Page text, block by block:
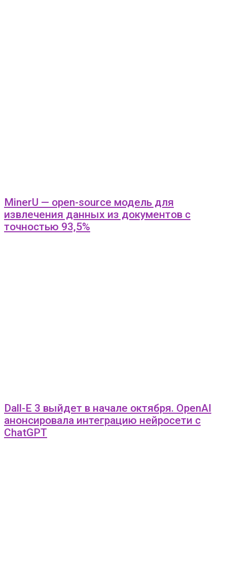
MinerU — open-source модель для
извлечения данных из документов с
точностью 93,5%
Dall-E 3 выйдет в начале октября. OpenAI
анонсировала интеграцию нейросети с
ChatGPT